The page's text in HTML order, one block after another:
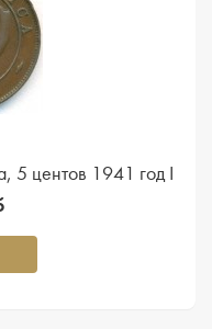
5 центов 1941 год I